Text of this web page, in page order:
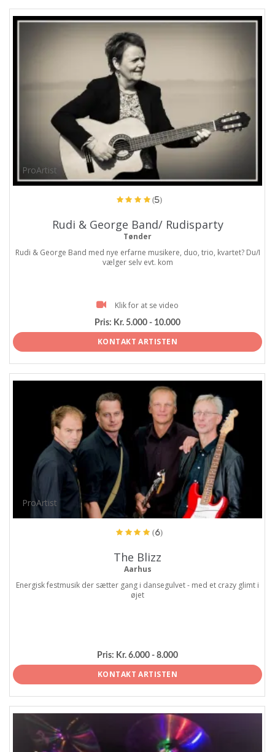
ProArtist
(5)
Rudi & George Band/ Rudisparty
Tønder
Rudi & George Band med nye erfarne musikere, duo, trio, kvartet? Du/I
vælger selv evt. kom
Klik for at se video
Pris: Kr. 5.000 - 10.000
KONTAKT ARTISTEN
ProArtist
(6)
The Blizz
Aarhus
Energisk festmusik der sætter gang i dansegulvet - med et crazy glimt i
øjet
Pris: Kr. 6.000 - 8.000
KONTAKT ARTISTEN